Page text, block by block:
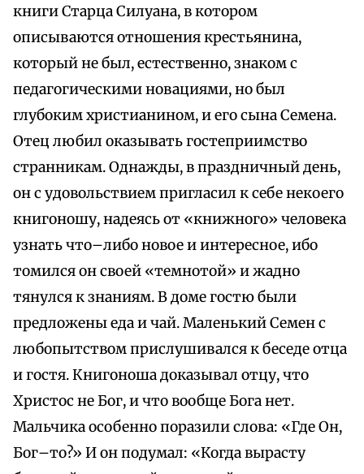
книги Старца Силуана, в котором
описываются отношения крестьянина,
который не был, естественно, знаком с
педагогическими новациями, но был
глубоким христианином, и его сына Семена.
Отец любил оказывать гостеприимство
странникам. Однажды, в праздничный день,
он с удовольствием пригласил к себе некоего
книгоношу, надеясь от «книжного» человека
узнать что–либо новое и интересное, ибо
томился он своей «темнотой» и жадно
тянулся к знаниям. В доме гостю были
предложены еда и чай. Маленький Семен с
любопытством прислушивался к беседе отца
и гостя. Книгоноша доказывал отцу, что
Христос не Бог, и что вообще Бога нет.
Мальчика особенно поразили слова: «Где Он,
Бог–то?» И он подумал: «Когда вырасту